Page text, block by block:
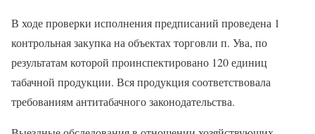
В ходе проверки исполнения предписаний проведена 1
контрольная закупка на объектах торговли п. Ува, по
результатам которой проинспектировано 120 единиц
табачной продукции. Вся продукция соответствовала
требованиям антитабачного законодательства.